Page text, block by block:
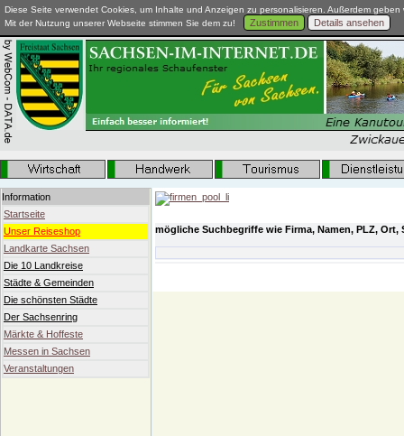
Diese Seite verwendet Cookies, um Inhalte und Anzeigen zu personalisieren. Außerdem
Mit der Nutzung unserer Webseite stimmen Sie dem zu!
Zustimmen Details ansehen
Information
Startseite
Unser Reiseshop
Landkarte Sachsen
Die 10 Landkreise
Städte & Gemeinden
Die schönsten Städte
Der Sachsenring
Märkte & Hoffeste
Messen in Sachsen
Veranstaltungen
mögliche Suchbegriffe wie Firma, Namen, PLZ, Ort,